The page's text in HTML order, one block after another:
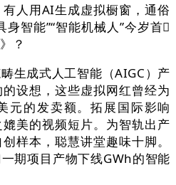
人用AI生成虚拟橱窗，通俗
智能”“智能机械人”今岁首
？
成式人工智能（AIGC）产
设想，这些虚拟网红曾经为
元的发卖额。拓展国际影响
美的视频短片。为智轨出产
样本，聪慧讲堂趣味十脚。
期项目产物下线GWh的智能